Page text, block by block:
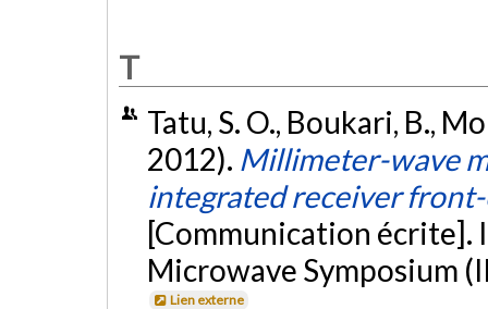
T
Tatu, S. O., Boukari, B.,
2012). Millimeter-wave
integrated receiver
[Communication écrite].
Microwave Symposium
Lien externe